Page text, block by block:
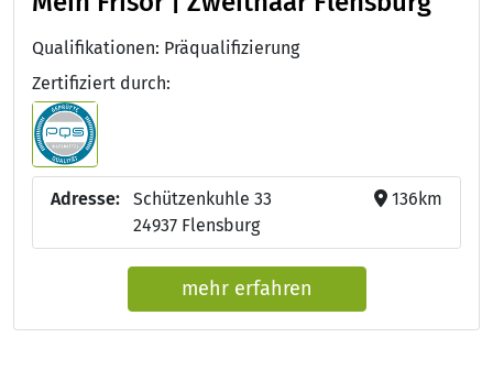
Qualifikationen: Präqualifizierung
Zertifiziert durch:
Adresse:
Schützenkuhle 33
24937 Flensburg
136km
mehr erfahren